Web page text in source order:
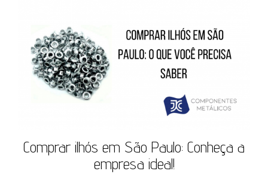
Comprar ilhós em São Paulo: Conheça a
empresa ideal!